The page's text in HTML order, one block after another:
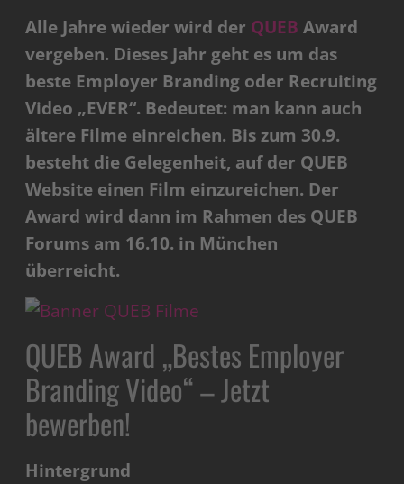
Alle Jahre wieder wird der QUEB Award
vergeben. Dieses Jahr geht es um das
beste Employer Branding oder Recruiting
Video „EVER“. Bedeutet: man kann auch
ältere Filme einreichen. Bis zum 30.9.
besteht die Gelegenheit, auf der QUEB
Website einen Film einzureichen. Der
Award wird dann im Rahmen des QUEB
Forums am 16.10. in München
überreicht.
QUEB Award „Bestes Employer
Branding Video“ – Jetzt
bewerben!
Hintergrund